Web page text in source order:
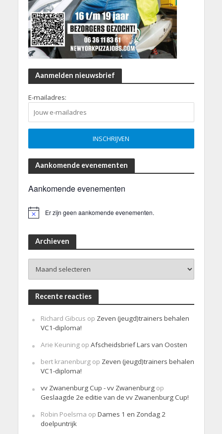
Aanmelden nieuwsbrief
E-mailadres:
Aankomende evenementen
Aankomende evenementen
Er zijn geen aankomende evenementen.
Archieven
Recente reacties
Richard Gibcus op Zeven (jeugd)trainers behalen
VC1-diploma!
Arie Keuningop Afscheidsbrief Lars van Oosten
bert kranenburgop Zeven (jeugd)trainers behalen
VC1-diploma!
vv Zwanenburg Cup - vv Zwanenburgop
Geslaagde 2e editie van de vv Zwanenburg Cup!
Robin Poelsma op Dames 1 en Zondag 2
doelpuntrijk